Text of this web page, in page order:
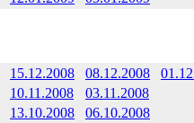
15.12.2008 08.12.2008
10.11.2008
03.11.2008
13.10.2008
06.10.2008